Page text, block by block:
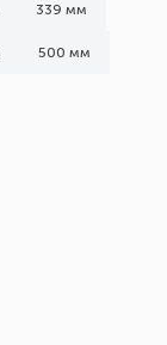
339 мм
500 мм